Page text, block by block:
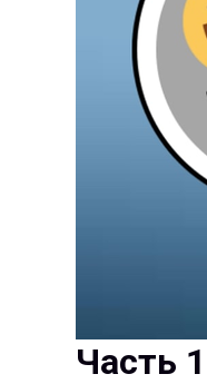
Часть